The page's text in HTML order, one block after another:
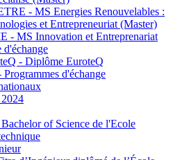
- MS Energies Renouvelables :
et Entrepreneuriat (Master)
- MS Innovation et Entreprenariat
d'échange
- Diplôme EuroteQ
Programmes d'échange
of Science de l'Ecole